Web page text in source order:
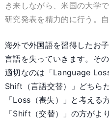
き来しながら、米国の大学
研究発表を精力的に行う。自
海外で外国語を習得したお
言語を失っていきます。そ
適切なのは「Language
Shift（言語交替）」どちら
「Loss（喪失）」と考える
「Shift（交替）」の方がよ